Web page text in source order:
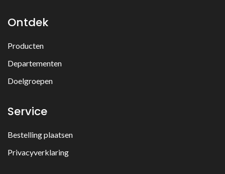
Ontdek
Producten
Departementen
Doelgroepen
Service
Bestelling plaatsen
Privacyverklaring